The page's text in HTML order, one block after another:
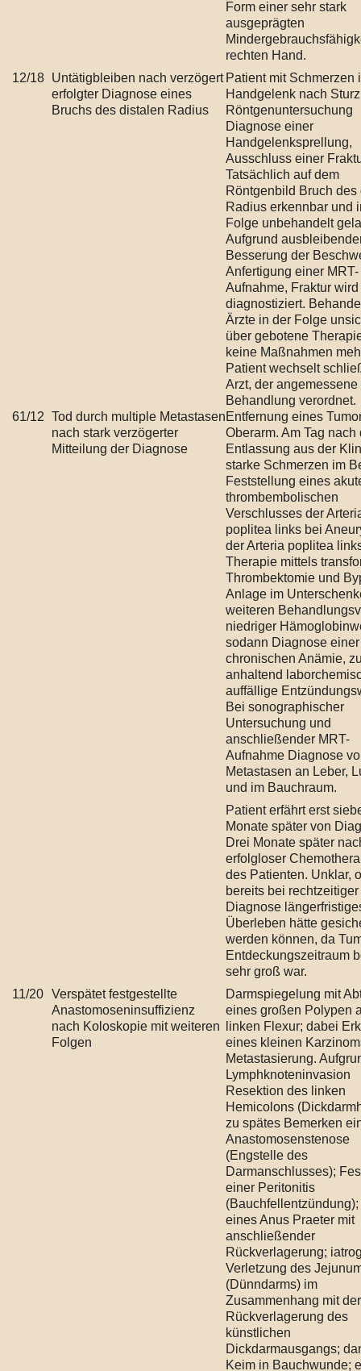
Form einer sehr stark
ausgeprägten
rechten Hand.
12/18 Untätigbleiben nach verzögert
erfolgter Diagnose eines
Bruchs des distalen Radius
Patient mit Schmerzen
Handgelenk nach
Röntgenuntersuchung
Diagnose einer
Handgelenksprellung,
Ausschluss einer
Tatsächlich auf dem
Röntgenbild Bruch des
Radius erkennbar und
Folge unbehandelt
Aufgrund
Besserung der
Anfertigung einer MRT-
Aufnahme, Fraktur wird
diagnostiziert.
Ärzte in der Folge
über gebotene
keine Maßnahmen
Patient wechselt
Arzt, der angemessene
Behandlung verordnet.
61/12 Tod durch multiple Metastasen
nach stark verzögerter
Mitteilung der Diagnose
Entfernung eines
Oberarm. Am Tag nach
Entlassung aus der
starke Schmerzen im
Feststellung eines
thrombembolischen
Verschlusses der
poplitea links bei
der Arteria poplitea
Therapie mittels
Thrombektomie und
Anlage im
weiteren
niedriger
sodann Diagnose einer
chronischen Anämie,
anhaltend
auffällige
Bei sonographischer
Untersuchung und
anschließender MRT-
Aufnahme Diagnose
Metastasen an Leber,
und im Bauchraum.
Patient erfährt erst
Monate später von
Drei Monate später
erfolgloser
des Patienten. Unklar,
bereits bei rechtzeitiger
Diagnose
Überleben hätte
werden können, da
Entdeckungszeitraum
sehr groß war.
11/20 Verspätet festgestellte
Anastomoseninsuffizienz
nach Koloskopie mit weiteren
Folgen
Darmspiegelung mit
eines großen Polypen
linken Flexur; dabei
eines kleinen
Metastasierung.
Lymphknoteninvasion
Resektion des linken
Hemicolons
zu spätes Bemerken
Anastomosenstenose
(Engstelle des
Darmanschlusses);
einer Peritonitis
eines Anus Praeter mit
anschließender
Rückverlagerung;
Verletzung des
(Dünndarms) im
Zusammenhang mit der
Rückverlagerung des
künstlichen
Dickdarmausgangs;
Keim in Bauchwunde;